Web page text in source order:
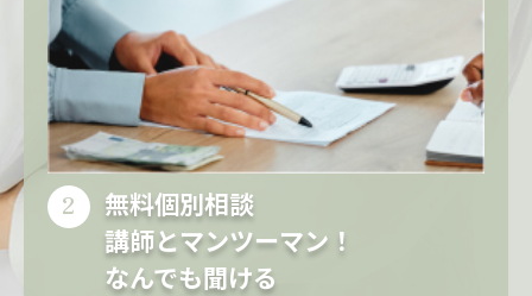
無料個別相談
講師とマンツーマン！
なんでも聞ける